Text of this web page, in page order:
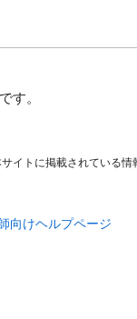
す。
イトに掲載されている情
向けヘルプページ